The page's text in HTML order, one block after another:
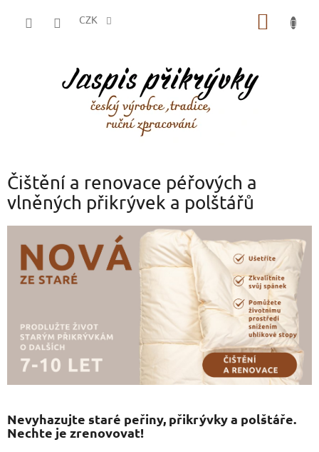
CZK
Čištění a renovace péřových a
vlněných přikrývek a polštářů
Nevyhazujte staré peřiny, přikrývky a polštáře.
Nechte je zrenovovat!